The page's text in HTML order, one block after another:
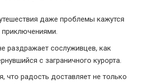
даже проблемы кажутся
раздражает сослуживцев, как
с заграничного курорта.
что радость доставляет не только